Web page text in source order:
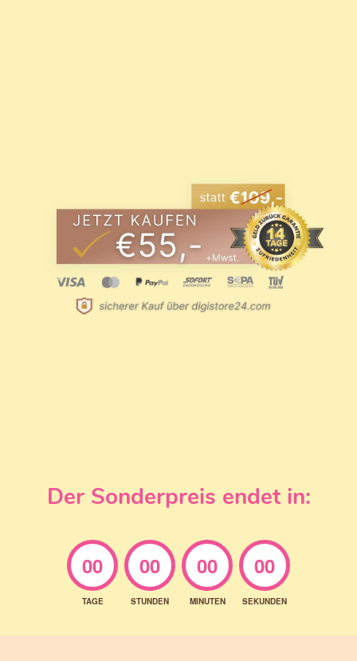
Der Sonderpreis endet in:
00
TAGE
00
STUNDEN
00
MINUTEN
00
SEKUNDEN